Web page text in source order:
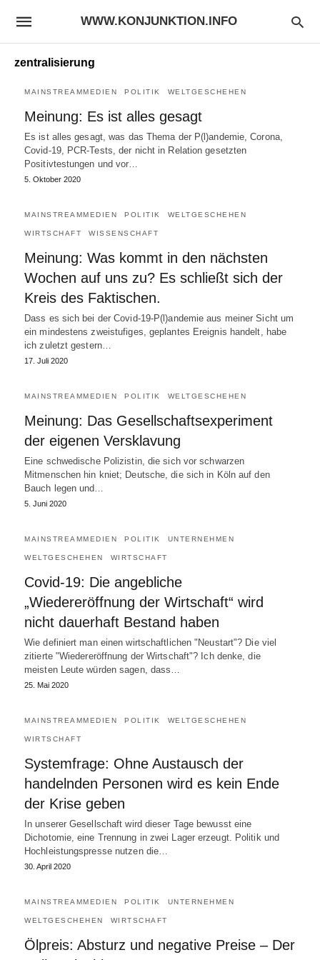
WWW.KONJUNKTION.INFO
zentralisierung
MAINSTREAMMEDIEN POLITIK WELTGESCHEHEN
Meinung: Es ist alles gesagt
Es ist alles gesagt, was das Thema der P(l)andemie, Corona,
Covid-19, PCR-Tests, der nicht in Relation gesetzten
Positivtestungen und vor…
5. Oktober 2020
MAINSTREAMMEDIEN POLITIK WELTGESCHEHEN
WIRTSCHAFT WISSENSCHAFT
Meinung: Was kommt in den nächsten
Wochen auf uns zu? Es schließt sich der
Kreis des Faktischen.
Dass es sich bei der Covid-19-P(l)andemie aus meiner Sicht um
ein mindestens zweistufiges, geplantes Ereignis handelt, habe
ich zuletzt gestern…
17. Juli 2020
MAINSTREAMMEDIEN POLITIK WELTGESCHEHEN
Meinung: Das Gesellschaftsexperiment
der eigenen Versklavung
Eine schwedische Polizistin, die sich vor schwarzen
Mitmenschen hin kniet; Deutsche, die sich in Köln auf den
Bauch legen und…
5. Juni 2020
MAINSTREAMMEDIEN POLITIK UNTERNEHMEN
WELTGESCHEHEN WIRTSCHAFT
Covid-19: Die angebliche
„Wiedereröffnung der Wirtschaft“ wird
nicht dauerhaft Bestand haben
Wie definiert man einen wirtschaftlichen "Neustart"? Die viel
zitierte "Wiedereröffnung der Wirtschaft"? Ich denke, die
meisten Leute würden sagen, dass…
25. Mai 2020
MAINSTREAMMEDIEN POLITIK WELTGESCHEHEN
WIRTSCHAFT
Systemfrage: Ohne Austausch der
handelnden Personen wird es kein Ende
der Krise geben
In unserer Gesellschaft wird dieser Tage bewusst eine
Dichotomie, eine Trennung in zwei Lager erzeugt. Politik und
Hochleistungspresse nutzen die…
30. April 2020
MAINSTREAMMEDIEN POLITIK UNTERNEHMEN
WELTGESCHEHEN WIRTSCHAFT
Ölpreis: Absturz und negative Preise – Der